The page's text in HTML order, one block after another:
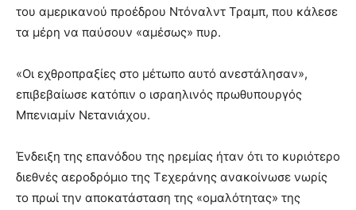
του αμερικανού προέδρου Ντόναλντ Τραμπ, που κάλεσε
τα μέρη να παύσουν «αμέσως» πυρ.
«Οι εχθροπραξίες στο μέτωπο αυτό ανεστάλησαν»,
επιβεβαίωσε κατόπιν ο ισραηλινός πρωθυπουργός
Μπενιαμίν Νετανιάχου.
Ένδειξη της επανόδου της ηρεμίας ήταν ότι το κυριότερο
διεθνές αεροδρόμιο της Τεχεράνης ανακοίνωσε νωρίς
το πρωί την αποκατάσταση της «ομαλότητας» της